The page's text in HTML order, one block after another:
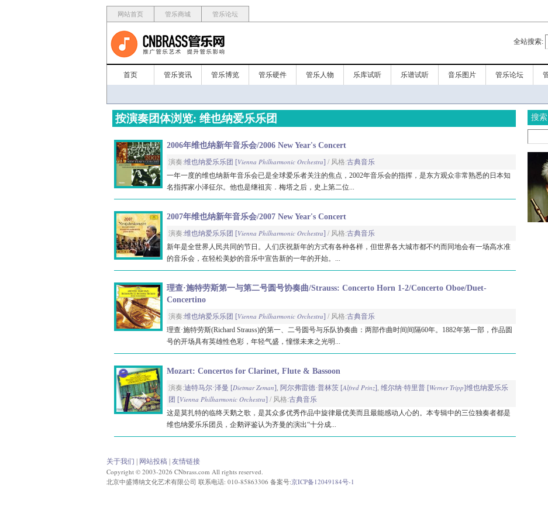
网站首页 管乐商城 管乐论坛
全站搜索:
首页 管乐资讯 管乐博览 管乐硬件 管乐人物 乐库试听 乐谱试听 音乐图片 管乐论坛
按演奏团体浏览: 维也纳爱乐乐团
2006年维也纳新年音乐会/2006 New Year's Concert
演奏:维也纳爱乐乐团 [Vienna Philharmonic Orchestra] / 风格:古典音乐
一年一度的维也纳新年音乐会已是全球爱乐者关注的焦点，2002年音乐会的指挥，是东方观众非常熟悉的日本知
名指挥家小泽征尔。他也是继祖宾．梅塔之后，史上第二位...
2007年维也纳新年音乐会/2007 New Year's Concert
演奏:维也纳爱乐乐团 [Vienna Philharmonic Orchestra] / 风格:古典音乐
新年是全世界人民共同的节日。人们庆祝新年的方式有各种各样，但世界各大城市都不约而同地会有一场高水准
的音乐会，在轻松美妙的音乐中宣告新的一年的开始。...
理查·施特劳斯第一与第二号圆号协奏曲/Strauss: Concerto Horn 1-2/Concerto Oboe/Duet-
Concertino
演奏:维也纳爱乐乐团 [Vienna Philharmonic Orchestra] / 风格:古典音乐
理查·施特劳斯(Richard Strauss)的第一、二号圆号与乐队协奏曲：两部作曲时间间隔60年。1882年第一部，作品圆
号的开场具有英雄性色彩，年轻气盛，憧憬未来之光明...
Mozart: Concertos for Clarinet, Flute & Bassoon
演奏:迪特马尔·泽曼 [Dietmar Zeman] , 阿尔弗雷德·普林茨 [Alfred Prinz] , 维尔纳·特里普 [Werner Tripp]维也纳爱乐乐
团 [Vienna Philharmonic Orchestra] / 风格:古典音乐
这是莫扎特的临终天鹅之歌，是其众多优秀作品中旋律最优美而且最能感动人心的。本专辑中的三位独奏者都是
维也纳爱乐乐团员，企鹅评鉴认为齐曼的演出“十分成...
搜索
关于我们 网站投稿 友情链接
Copyright © 2003-2026 CNbrass.com All rights reserved.
北京中盛博纳文化艺术有限公司 联系电话: 010-85863306 备案号:京ICP备12049184号-1